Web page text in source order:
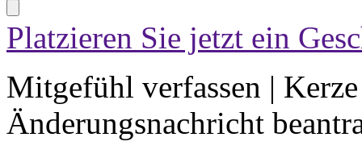
Platzieren Sie jetzt ein
Mitgefühl verfassen |
Änderungsnachricht